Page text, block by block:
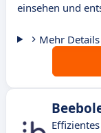
einsehen und
Mehr
Effizientes